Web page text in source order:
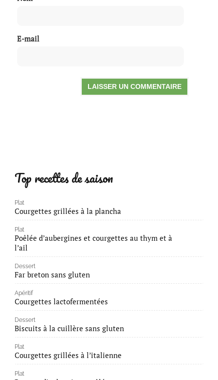
E-mail
Top recettes de saison
Plat
Courgettes grillées à la plancha
Plat
Poêlée d’aubergines et courgettes au thym et à
l’ail
Dessert
Far breton sans gluten
Apéritif
Courgettes lactofermentées
Dessert
Biscuits à la cuillère sans gluten
Plat
Courgettes grillées à l’italienne
Plat